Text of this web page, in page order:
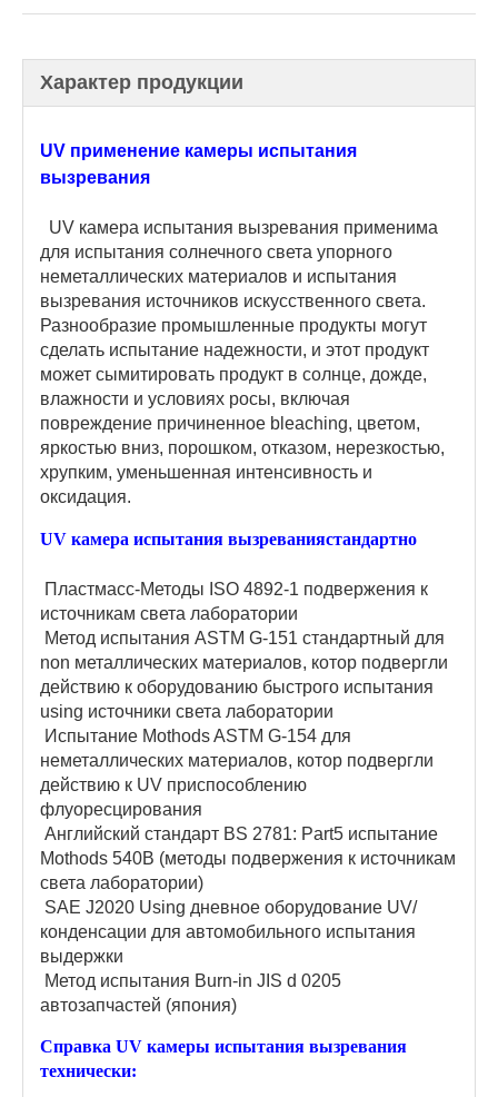
Характер продукции
UV применение камеры испытания
вызревания
UV камера испытания вызревания применима
для испытания солнечного света упорного
неметаллических материалов и испытания
вызревания источников искусственного света.
Разнообразие промышленные продукты могут
сделать испытание надежности, и этот продукт
может сымитировать продукт в солнце, дожде,
влажности и условиях росы, включая
повреждение причиненное bleaching, цветом,
яркостью вниз, порошком, отказом, нерезкостью,
хрупким, уменьшенная интенсивность и
оксидация.
UV камера испытания вызреваниястандартно
Пластмасс-Методы ISO 4892-1 подвержения к
источникам света лаборатории
Метод испытания ASTM G-151 стандартный для
non металлических материалов, котор подвергли
действию к оборудованию быстрого испытания
using источники света лаборатории
Испытание Mothods ASTM G-154 для
неметаллических материалов, котор подвергли
действию к UV приспособлению
флуоресцирования
Английский стандарт BS 2781: Part5 испытание
Mothods 540B (методы подвержения к источникам
света лаборатории)
SAE J2020 Using дневное оборудование UV/
конденсации для автомобильного испытания
выдержки
Метод испытания Burn-in JIS d 0205
автозапчастей (япония)
Справка UV камеры испытания вызревания
технически: